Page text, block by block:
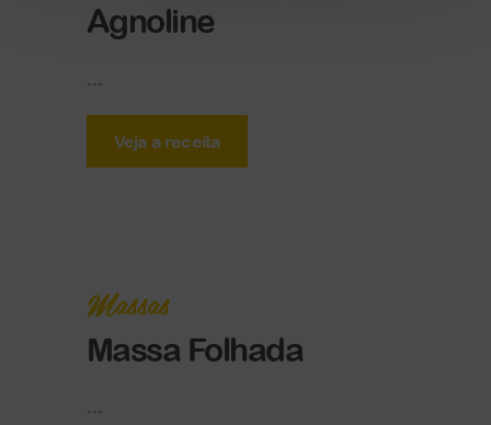
Agnoline
...
Veja a receita
Massas
Massa Folhada
...